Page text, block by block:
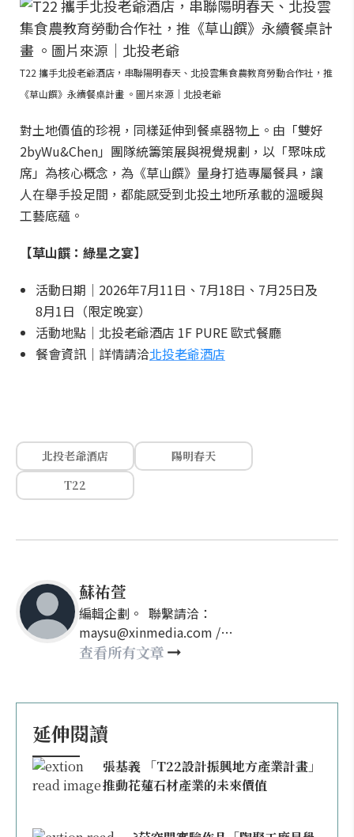
T22 攜手北投老爺酒店，串聯陽明春天、北投雲集食農教育勞動合作社，推
《草山饌》永續餐桌計畫 。圖片來源｜北投老爺
對土地價值的珍視，同樣延伸到餐桌器物上。由「雙好
2byWu&Chen」團隊統籌策展與視覺規劃，以「聚味成
席」為核心概念，為《草山饌》量身打造專屬餐具，讓
人在舉手投足間，都能感受到北投土地所承載的溫暖與
工藝底蘊。
【草山饌：綠星之宴】
活動日期｜2026年7月11日、7月18日、7月25日及
8月1日（限定晚宴）
活動地點｜北投老爺酒店 1F PURE 歐式餐廳
餐會資訊｜詳情請洽北投老爺酒店
北投老爺酒店
陽明春天
T22
蘇祐萱
編輯企劃。 聯繫請洽：
maysu@xinmedia.com /
may860527@gmail.com
查看所有文章
延伸閱讀
張基義 「T22設計振興地方產業計畫」
推動花蓮石材產業的未來價值